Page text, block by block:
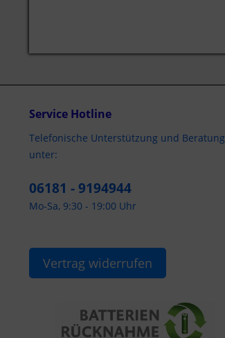
Service Hotline
Telefonische Unterstützung und Beratung
unter:
06181 - 9194944
Mo-Sa, 9:30 - 19:00 Uhr
Vertrag widerrufen